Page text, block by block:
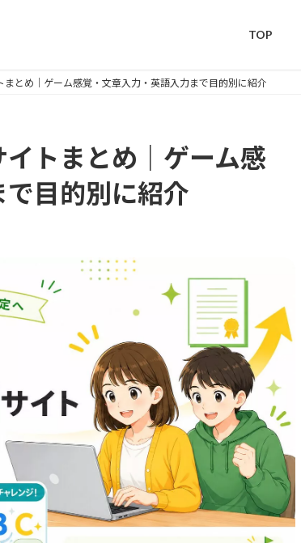
TOP
まとめ｜ゲーム感覚・文章入力・英語入力まで目的別に紹介
トまとめ｜ゲーム感
目的別に紹介